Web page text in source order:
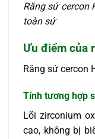
Răng sứ cercon
toàn sứ
Ưu điểm của
Răng sứ cercon
Tính tương hợp
Lõi zirconium
cao, không bị